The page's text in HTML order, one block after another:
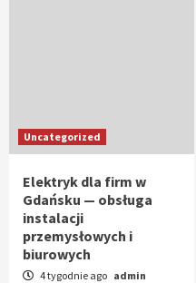
Uncategorized
Elektryk dla firm w
Gdańsku — obsługa
instalacji
przemysłowych i
biurowych
4 tygodnie ago admin